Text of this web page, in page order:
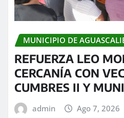
MUNICIPIO DE
REFUERZA LEO
CERCANÍA CON
CUMBRES II Y
admin Ago 7, 2026